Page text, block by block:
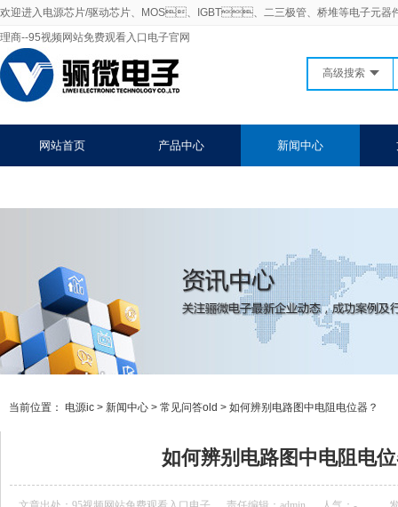
欢迎进入电源芯片/驱动芯片、MOS、IGBT、二三极管、桥堆等电子元器
理商--95视频网站免费观看入口电子官网
高级搜索
网站首页 产品中心 新闻中心
当前位置： 电源ic > 新闻中心 > 常见问答old > 如何辨别电路图中电阻电位器？
如何辨别电路图中电阻电位器